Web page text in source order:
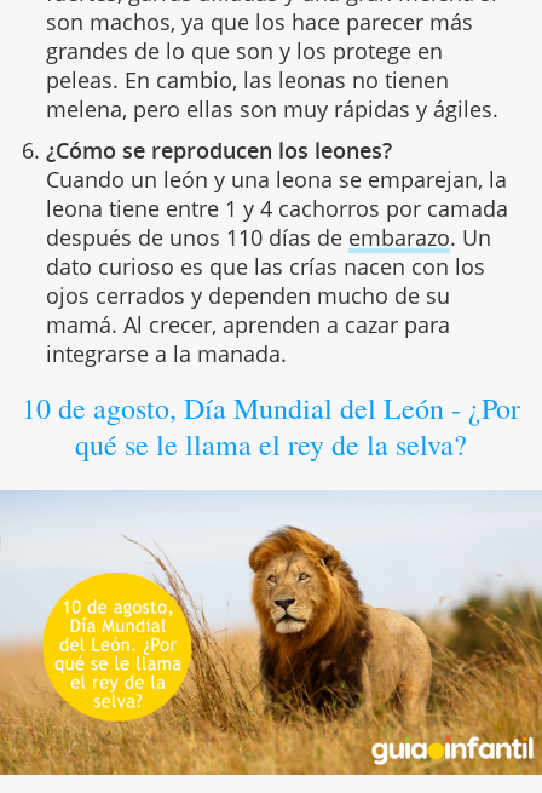
son machos, ya que los hace parecer más
grandes de lo que son y los protege en
peleas. En cambio, las leonas no tienen
melena, pero ellas son muy rápidas y ágiles.
¿Cómo se reproducen los leones?
Cuando un león y una leona se emparejan, la
leona tiene entre 1 y 4 cachorros por camada
después de unos 110 días de embarazo. Un
dato curioso es que las crías nacen con los
ojos cerrados y dependen mucho de su
mamá. Al crecer, aprenden a cazar para
integrarse a la manada.
10 de agosto, Día Mundial del León - ¿Por
qué se le llama el rey de la selva?